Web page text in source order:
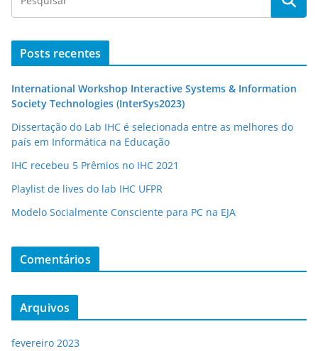
Posts recentes
International Workshop Interactive Systems & Information
Society Technologies (InterSys2023)
Dissertação do Lab IHC é selecionada entre as melhores do
país em Informática na Educação
IHC recebeu 5 Prêmios no IHC 2021
Playlist de lives do lab IHC UFPR
Modelo Socialmente Consciente para PC na EJA
Comentários
Arquivos
fevereiro 2023